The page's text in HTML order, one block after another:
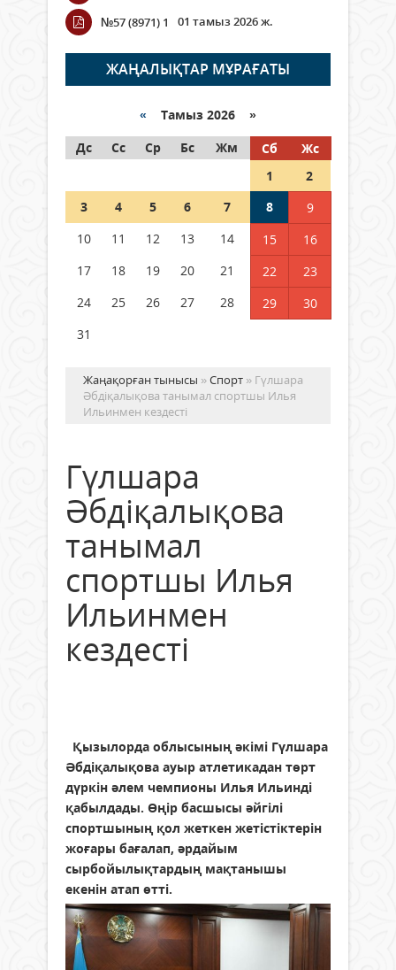
Wi-Fi ҚАБЫРҒА АРҚЫЛЫ ҚАЛАЙ
ӨТЕДІ?
06 тамыз 2026 ж. 261
граждане Казахстана,
05 тамыз 2026 ж. 143
Шетелде жүрген Қазақстан
азаматтары қалай дауыс бере
№57 (8971) 1
01 тамыз 2026 ж.
ЖАҢАЛЫҚТАР МҰРАҒАТЫ
« Тамыз 2026 »
Дс
Сс Ср Бс Жм Сб
Жс
1
2
3
4 5 6 7 8
9
10
11 12 13 14 15
16
17
18 19 20 21 22
23
24
25 26 27 28 29
30
31
Жаңақорған тынысы »Спорт » Гүлшара
Әбдіқалықова танымал спортшы Илья
Ильинмен кездесті
Гүлшара
Әбдіқалықова
танымал
спортшы Илья
Ильинмен
кездесті
Қызылорда облысының әкімі Гүлшара
Әбдіқалықова ауыр атлетикадан төрт
дүркін әлем чемпионы Илья Ильинді
қабылдады. Өңір басшысы әйгілі
спортшының қол жеткен жетістіктерін
жоғары бағалап, әрдайым
сырбойылықтардың мақтанышы
екенін атап өтті.